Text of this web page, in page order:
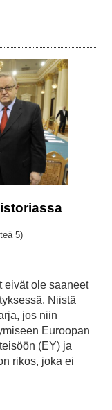
5)
eivät ole saaneet
Niistä
jos niin
Euroopan
(EY) ja
rikos, joka ei